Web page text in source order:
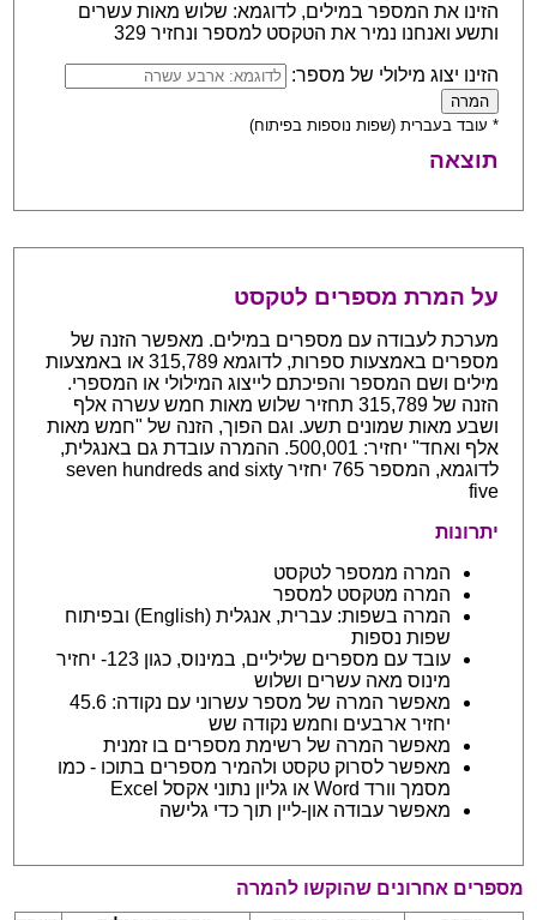
הזינו את המספר במילים, לדוגמא: שלוש מאות עשרים
ותשע ואנחנו נמיר את הטקסט למספר ונחזיר 329
הזינו יצוג מילולי של מספר:
* עובד בעברית (שפות נוספות בפיתוח)
תוצאה
על המרת מספרים לטקסט
מערכת לעבודה עם מספרים במילים. מאפשר הזנה של
מספרים באמצעות ספרות, לדוגמא 315,789 או באמצעות
מילים ושם המספר והפיכתם לייצוג המילולי או המספרי.
הזנה של 315,789 תחזיר שלוש מאות חמש עשרה אלף
ושבע מאות שמונים תשע. וגם הפוך, הזנה של "חמש מאות
אלף ואחד" יחזיר: 500,001. ההמרה עובדת גם באנגלית,
לדוגמא, המספר 765 יחזיר seven hundreds and sixty
five
יתרונות
המרה ממספר לטקסט
המרה מטקסט למספר
המרה בשפות: עברית, אנגלית (English) ובפיתוח
שפות נספות
עובד עם מספרים שליליים, במינוס, כגון 123- יחזיר
מינוס מאה עשרים ושלוש
מאפשר המרה של מספר עשרוני עם נקודה: 45.6
יחזיר ארבעים וחמש נקודה שש
מאפשר המרה של רשימת מספרים בו זמנית
מאפשר לסרוק טקסט ולהמיר מספרים בתוכו - כמו
מסמך וורד Word או גליון נתוני אקסל Excel
מאפשר עבודה און-ליין תוך כדי גלישה
מספרים אחרונים שהוקשו להמרה